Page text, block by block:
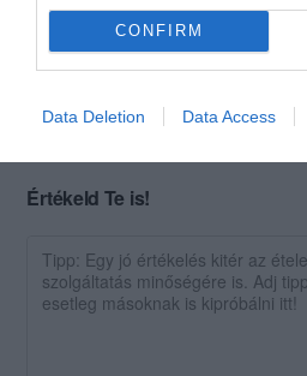
CONFIRM
Data Deletion Data Access
Lovas Miklós
Értékeld Te is!